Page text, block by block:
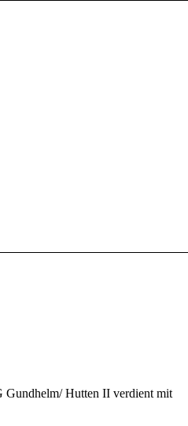
Gundhelm/ Hutten II verdient mit